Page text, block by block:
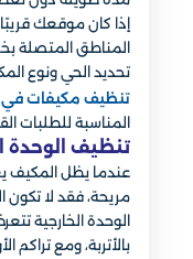
إذا كان موقعك
المناطق المتصلة
تحديد الحي ونوع
تنظيف مكيفات
المناسبة للطلبات
تنظيف الوحدة
عندما يظل المكيف
مريحة، فقد لا تكون
الوحدة الخارجية
بالأتربة، ومع تراكم